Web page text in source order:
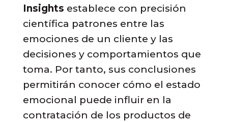
Insights establece con precisión
científica patrones entre las
emociones de un cliente y las
decisiones y comportamientos que
toma. Por tanto, sus conclusiones
permitirán conocer cómo el estado
emocional puede influir en la
contratación de los productos de